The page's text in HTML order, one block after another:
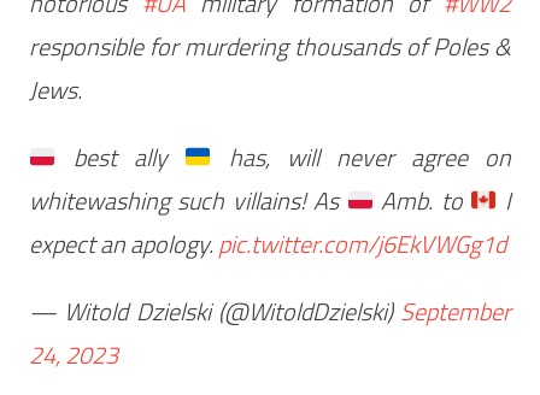
responsible for murdering thousands of Poles &
Jews.
best ally
has, will never agree on
whitewashing such villains! As
Amb. to
I
expect an apology.pic.twitter.com/j6EkVWGg1d
— Witold Dzielski (@WitoldDzielski)September
24, 2023